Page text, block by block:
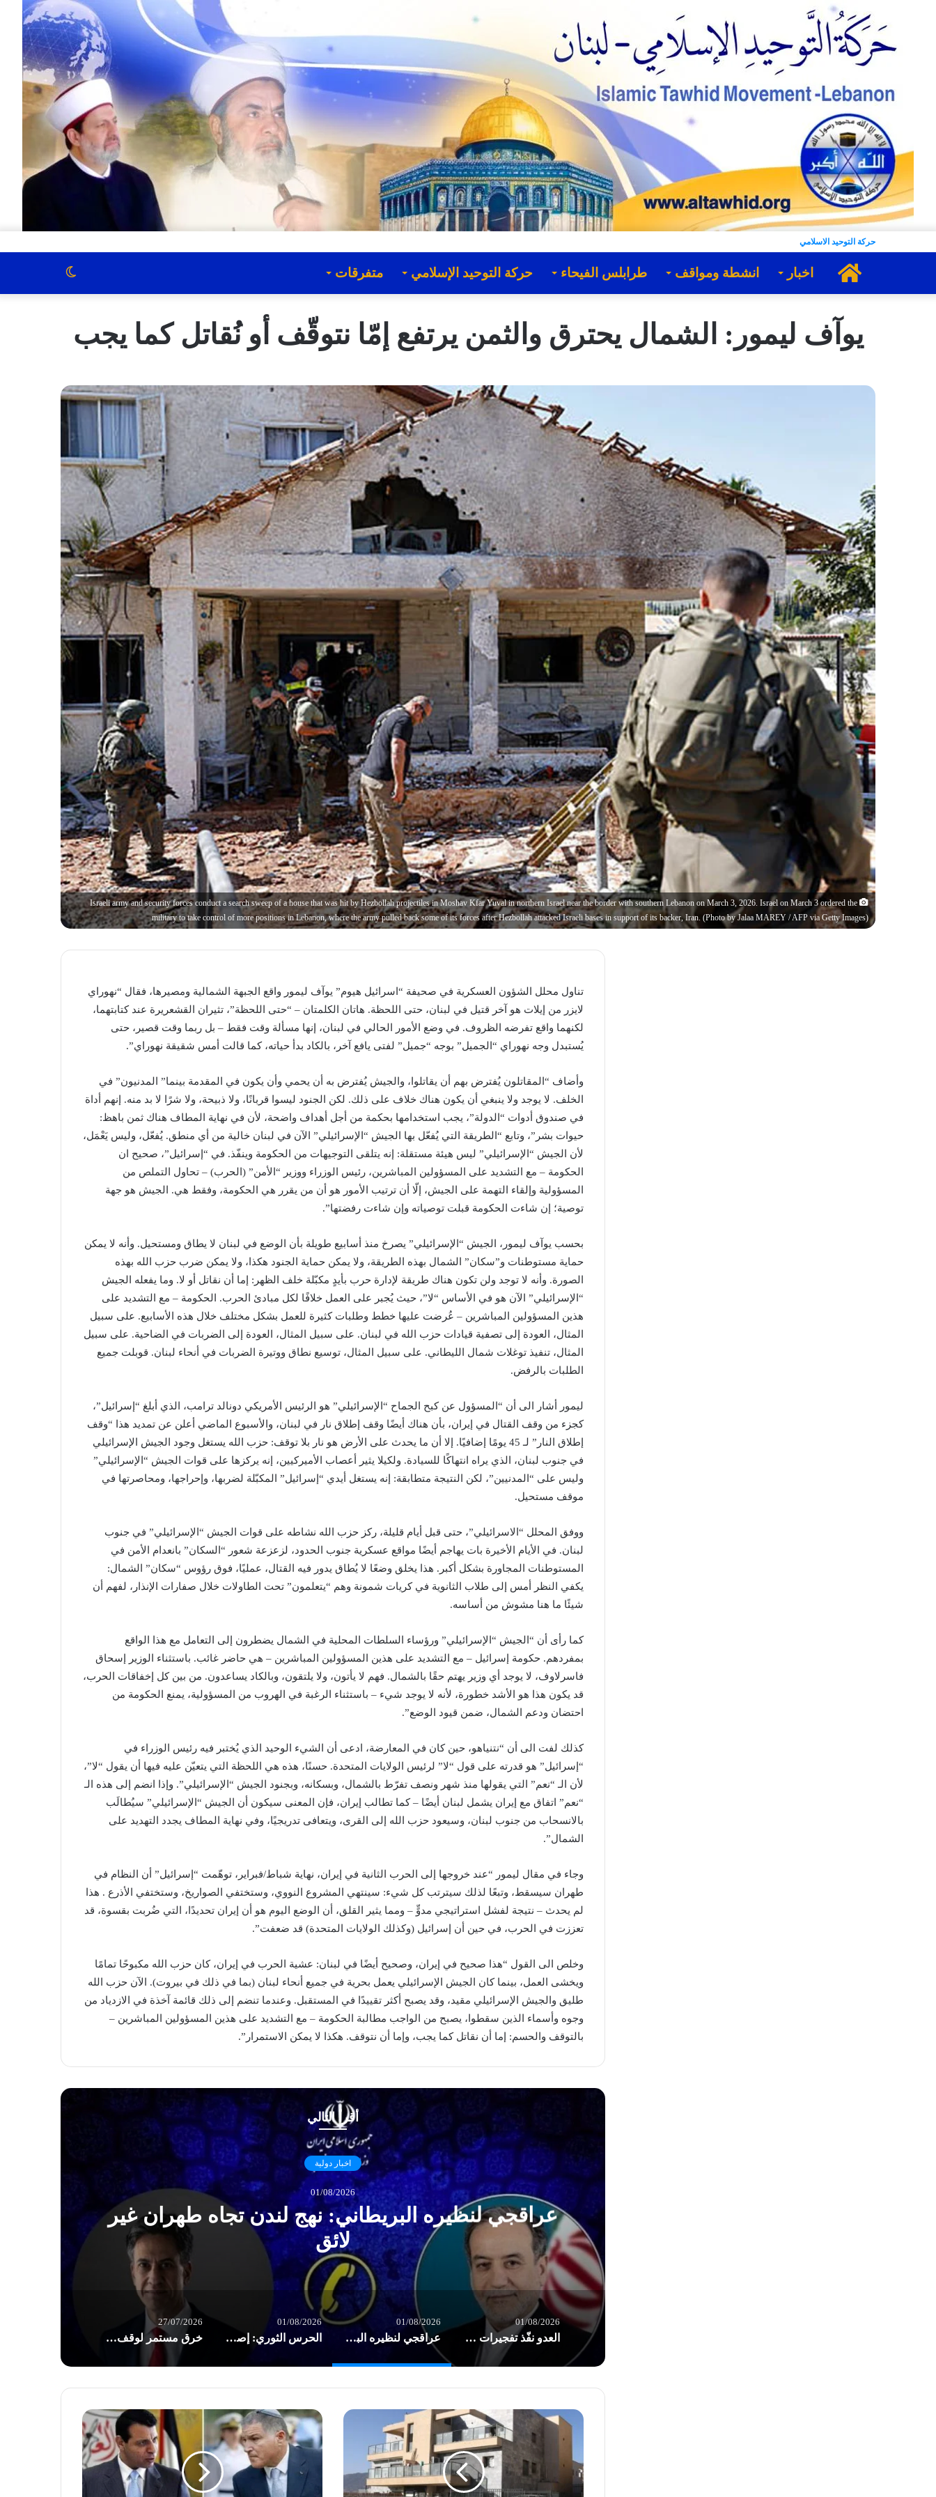
حركة التوحيد الاسلامي
الرئيسية
اخبار انشطة ومواقف طرابلس الفيحاء حركة التوحيد الإسلامي متفرقات الوضع
يوآف ليمور: الشمال يحترق والثمن يرتفع إمّا نتوقّف أو نُقاتل كما يجب
Israeli army and security forces conduct a search sweep of a house that was hit by Hezbollah projectiles in Moshav Kfar Yuval in northern Israel near the border with southern Lebanon on March 3, 2026. Israel on March 3 ordered the
military to take control of more positions in Lebanon, where the army pulled back some of its forces after Hezbollah attacked Israeli bases in support of its backer, Iran. (Photo by Jalaa MAREY / AFP via Getty Images)
تناول محلل الشؤون العسكرية في صحيفة “اسرائيل هيوم” يوآف ليمور واقع الجبهة الشمالية ومصيرها، فقال “نهوراي
لايزر من إيلات هو آخر قتيل في لبنان، حتى اللحظة. هاتان الكلمتان – “حتى اللحظة”، تثيران القشعريرة عند كتابتهما،
لكنهما واقع تفرضه الظروف. في وضع الأمور الحالي في لبنان، إنها مسألة وقت فقط – بل ربما وقت قصير، حتى
يُستبدل وجه نهوراي “الجميل” بوجه “جميل” لفتى يافع آخر، بالكاد بدأ حياته، كما قالت أمس شقيقة نهوراي”.
وأضاف “المقاتلون يُفترض بهم أن يقاتلوا، والجيش يُفترض به أن يحمي وأن يكون في المقدمة بينما” المدنيون” في
الخلف. لا يوجد ولا ينبغي أن يكون هناك خلاف على ذلك. لكن الجنود ليسوا قربانًا، ولا ذبيحة، ولا شرًا لا بد منه. إنهم أداة
في صندوق أدوات “الدولة”، يجب استخدامها بحكمة من أجل أهداف واضحة، لأن في نهاية المطاف هناك ثمن باهظ:
حيوات بشر”، وتابع “الطريقة التي يُفعّل بها الجيش “الإسرائيلي” الآن في لبنان خالية من أي منطق. يُفعّل، وليس يَعْمَل،
لأن الجيش “الإسرائيلي” ليس هيئة مستقلة: إنه يتلقى التوجيهات من الحكومة وينفّذ. في “إسرائيل”، صحيح ان
الحكومة – مع التشديد على المسؤولين المباشرين، رئيس الوزراء ووزير “الأمن” (الحرب) – تحاول التملص من
المسؤولية وإلقاء التهمة على الجيش، إلّا أن ترتيب الأمور هو أن من يقرر هي الحكومة، وفقط هي. الجيش هو جهة
توصية؛ إن شاءت الحكومة قبلت توصياته وإن شاءت رفضتها”.
بحسب يوآف ليمور، الجيش “الإسرائيلي” يصرخ منذ أسابيع طويلة بأن الوضع في لبنان لا يطاق ومستحيل. وأنه لا يمكن
حماية مستوطنات و”سكان” الشمال بهذه الطريقة، ولا يمكن حماية الجنود هكذا، ولا يمكن ضرب حزب الله بهذه
الصورة. وأنه لا توجد ولن تكون هناك طريقة لإدارة حرب بأيدٍ مكبّلة خلف الظهر: إما أن نقاتل أو لا. وما يفعله الجيش
“الإسرائيلي” الآن هو في الأساس “لا”، حيث يُجبر على العمل خلافًا لكل مبادئ الحرب. الحكومة – مع التشديد على
هذين المسؤولين المباشرين – عُرضت عليها خطط وطلبات كثيرة للعمل بشكل مختلف خلال هذه الأسابيع. على سبيل
المثال، العودة إلى تصفية قيادات حزب الله في لبنان. على سبيل المثال، العودة إلى الضربات في الضاحية. على سبيل
المثال، تنفيذ توغلات شمال الليطاني. على سبيل المثال، توسيع نطاق ووتيرة الضربات في أنحاء لبنان. قوبلت جميع
الطلبات بالرفض.
ليمور أشار الى أن “المسؤول عن كبح الجماح “الإسرائيلي” هو الرئيس الأمريكي دونالد ترامب، الذي أبلغ “إسرائيل”،
كجزء من وقف القتال في إيران، بأن هناك أيضًا وقف إطلاق نار في لبنان، والأسبوع الماضي أعلن عن تمديد هذا “وقف
إطلاق النار” لـ 45 يومًا إضافيًا. إلا أن ما يحدث على الأرض هو نار بلا توقف: حزب الله يستغل وجود الجيش الإسرائيلي
في جنوب لبنان، الذي يراه انتهاكًا للسيادة. ولكيلا يثير أعصاب الأميركيين، إنه يركزها على قوات الجيش “الإسرائيلي”
وليس على “المدنيين”، لكن النتيجة متطابقة: إنه يستغل أيدي “إسرائيل” المكبّلة لضربها، وإحراجها، ومحاصرتها في
موقف مستحيل.
ووفق المحلل “الاسرائيلي”، حتى قبل أيام قليلة، ركز حزب الله نشاطه على قوات الجيش “الإسرائيلي” في جنوب
لبنان. في الأيام الأخيرة بات يهاجم أيضًا مواقع عسكرية جنوب الحدود، لزعزعة شعور “السكان” بانعدام الأمن في
المستوطنات المجاورة بشكل أكبر. هذا يخلق وضعًا لا يُطاق يدور فيه القتال، عمليًا، فوق رؤوس “سكان” الشمال:
يكفي النظر أمس إلى طلاب الثانوية في كريات شمونة وهم “يتعلمون” تحت الطاولات خلال صفارات الإنذار، لفهم أن
شيئًا ما هنا مشوش من أساسه.
كما رأى أن “الجيش “الإسرائيلي” ورؤساء السلطات المحلية في الشمال يضطرون إلى التعامل مع هذا الواقع
بمفردهم. حكومة إسرائيل – مع التشديد على هذين المسؤولين المباشرين – هي حاضر غائب. باستثناء الوزير إسحاق
فاسرلاوف، لا يوجد أي وزير يهتم حقًا بالشمال. فهم لا يأتون، ولا يلتقون، وبالكاد يساعدون. من بين كل إخفاقات الحرب،
قد يكون هذا هو الأشد خطورة، لأنه لا يوجد شيء – باستثناء الرغبة في الهروب من المسؤولية، يمنع الحكومة من
احتضان ودعم الشمال، ضمن قيود الوضع”.
كذلك لفت الى أن “نتنياهو، حين كان في المعارضة، ادعى أن الشيء الوحيد الذي يُختبر فيه رئيس الوزراء في
“إسرائيل” هو قدرته على قول “لا” لرئيس الولايات المتحدة. حسنًا، هذه هي اللحظة التي يتعيّن عليه فيها أن يقول “لا”،
لأن الـ “نعم” التي يقولها منذ شهر ونصف تفرّط بالشمال، وبسكانه، وبجنود الجيش “الإسرائيلي”. وإذا انضم إلى هذه الـ
“نعم” اتفاق مع إيران يشمل لبنان أيضًا – كما تطالب إيران، فإن المعنى سيكون أن الجيش “الإسرائيلي” سيُطالَب
بالانسحاب من جنوب لبنان، وسيعود حزب الله إلى القرى، ويتعافى تدريجيًا، وفي نهاية المطاف يجدد التهديد على
الشمال”.
وجاء في مقال ليمور “عند خروجها إلى الحرب الثانية في إيران، نهاية شباط/فبراير، توهّمت “إسرائيل” أن النظام في
طهران سيسقط، وتبعًا لذلك سيترتب كل شيء: سينتهي المشروع النووي، وستختفي الصواريخ، وستختفي الأذرع . هذا
لم يحدث – نتيجة لفشل استراتيجي مدوٍّ – ومما يثير القلق، أن الوضع اليوم هو أن إيران تحديدًا، التي ضُربت بقسوة، قد
تعززت في الحرب، في حين أن إسرائيل (وكذلك الولايات المتحدة) قد ضعفت”.
وخلص الى القول “هذا صحيح في إيران، وصحيح أيضًا في لبنان: عشية الحرب في إيران، كان حزب الله مكبوحًا تمامًا
ويخشى العمل، بينما كان الجيش الإسرائيلي يعمل بحرية في جميع أنحاء لبنان (بما في ذلك في بيروت). الآن حزب الله
طليق والجيش الإسرائيلي مقيد، وقد يصبح أكثر تقييدًا في المستقبل. وعندما تنضم إلى ذلك قائمة آخذة في الازدياد من
وجوه وأسماء الذين سقطوا، يصبح من الواجب مطالبة الحكومة – مع التشديد على هذين المسؤولين المباشرين –
بالتوقف والحسم: إما أن نقاتل كما يجب، وإما أن نتوقف. هكذا لا يمكن الاستمرار”.
أقرأ التالي
البريطاني: نهج لندن تجاه طهران غير
01/08/2026
الحرس الثوري: إصابة ناقلتي نفط مخالفتين وإجبارهما
على التوقف في مضيق هرمز
01/08/2026
العدو نفّذ تفجيرات هائلة سُمع صداها في قرى الجنوب
01/08/2026
عراقجي لنظيره البريطاني: نهج لندن تجاه طهران غير لائق
01/08/2026
الحرس الثوري: إصابة ناقلتي نفط مخالفتين وإجبارهما على التوقف في مضيق هرمز
27/07/2026
خرق مستمر لوقف إطلاق النار في غزة: الاحتلال يواصل تجريف الأراضي وعمليات التوسع